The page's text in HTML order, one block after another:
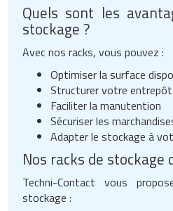
Quels sont les
stockage ?
Avec nos racks, vous pouvez :
Optimiser la surface
Structurer votre entrepôt
Faciliter la manutention
Sécuriser les
Adapter le stockage à
Nos racks de stockage
Techni-Contact vous
stockage :